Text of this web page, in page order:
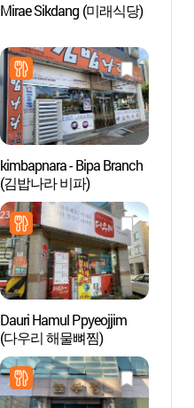
Mirae Sikdang (미래식당)
kimbapnara - Bipa Branch
(김밥나라 비파)
Dauri Hamul Ppyeojjim
(다우리 해물뼈찜)